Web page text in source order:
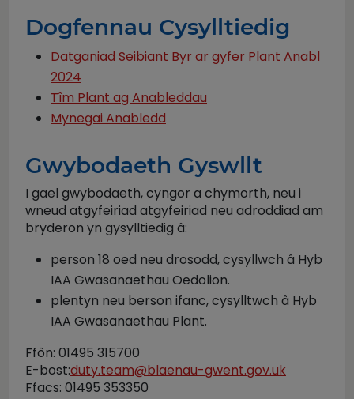
Dogfennau Cysylltiedig
Datganiad Seibiant Byr ar gyfer Plant Anabl
2024
Tîm Plant ag Anableddau
Mynegai Anabledd
Gwybodaeth Gyswllt
I gael gwybodaeth, cyngor a chymorth, neu i
wneud atgyfeiriad atgyfeiriad neu adroddiad am
bryderon yn gysylltiedig â:
person 18 oed neu drosodd, cysyllwch â Hyb
IAA Gwasanaethau Oedolion.
plentyn neu berson ifanc, cysylltwch â Hyb
IAA Gwasanaethau Plant.
Ffôn: 01495 315700
E-bost:duty.team@blaenau-gwent.gov.uk
Ffacs: 01495 353350